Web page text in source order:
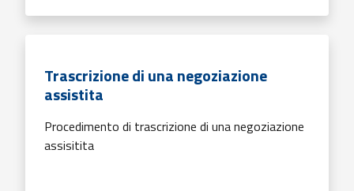
Trascrizione di una negoziazione
assistita
Procedimento di trascrizione di una negoziazione
assisitita